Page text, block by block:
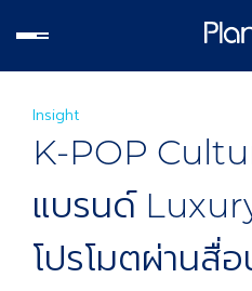
Insight
K-POP
แบรนด์
โปรโมตผ่านสื่